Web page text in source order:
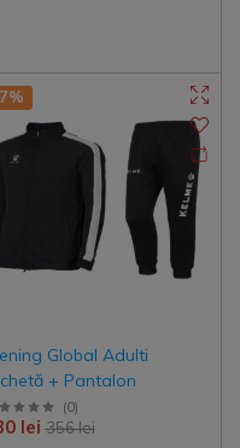
Global Adulti
+ Pantalon
(0)
356 lei
lei